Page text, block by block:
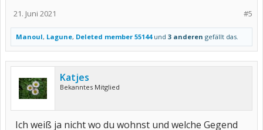
#5
21. Juni 2021
Manoul, Lagune, Deleted member 55144und 3 anderen gefällt das.
Katjes
Bekanntes Mitglied
Ich weiß ja nicht wo du wohnst und welche Gegend